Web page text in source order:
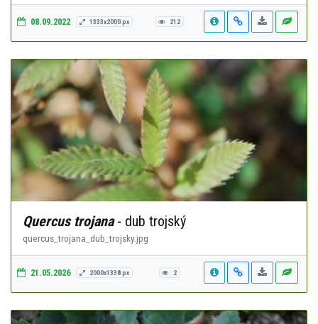
08.09.2022 1333x2000 px 212
Quercus trojana- dub trojský
quercus_trojana_dub_trojsky.jpg
21.05.2026 2000x1338 px 2